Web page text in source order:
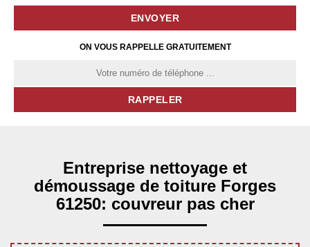
ON VOUS RAPPELLE GRATUITEMENT
Entreprise nettoyage et
démoussage de toiture Forges
61250: couvreur pas cher